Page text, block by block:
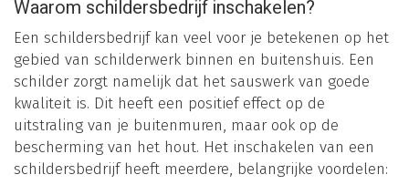
Waarom schildersbedrijf inschakelen?
Een schildersbedrijf kan veel voor je betekenen op het
gebied van schilderwerk binnen en buitenshuis. Een
schilder zorgt namelijk dat het sauswerk van goede
kwaliteit is. Dit heeft een positief effect op de
uitstraling van je buitenmuren, maar ook op de
bescherming van het hout. Het inschakelen van een
schildersbedrijf heeft meerdere, belangrijke voordelen: